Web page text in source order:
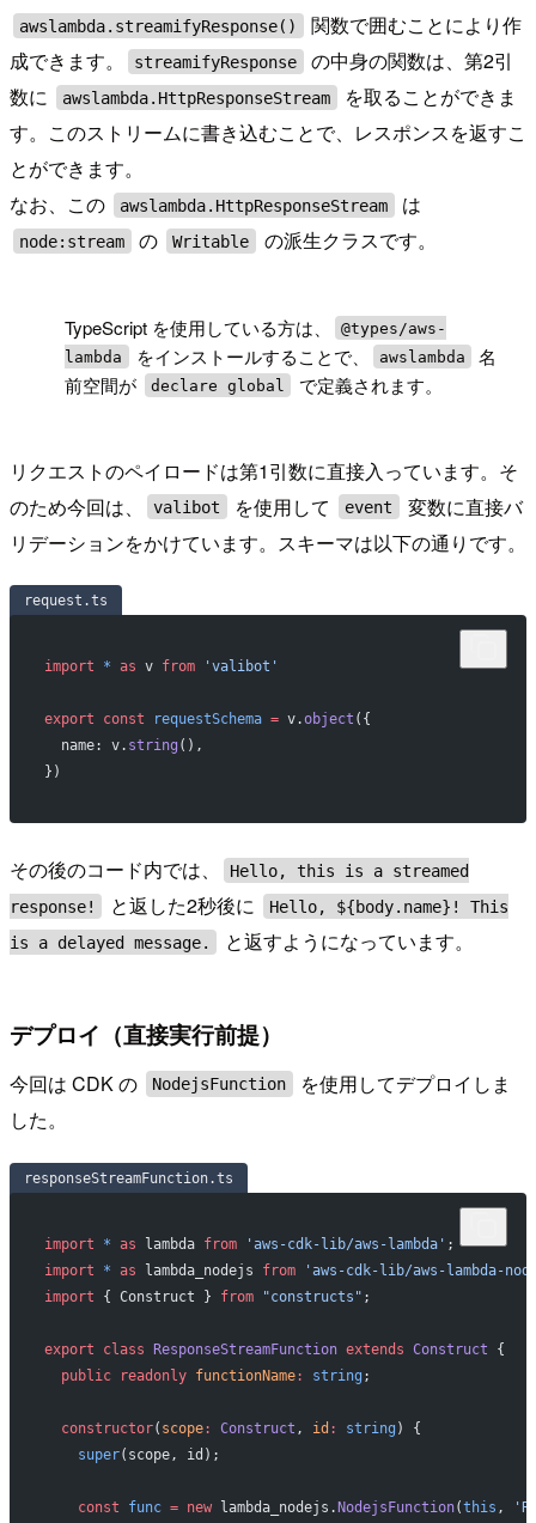
awslambda.streamifyResponse()
関数で囲むことにより作
成できます。
streamifyResponse
の中身の関数は、第2引
数に
awslambda.HttpResponseStream
を取ることができま
す。このストリームに書き込むことで、レスポンスを返すこ
とができます。
なお、この
awslambda.HttpResponseStream は
node:stream の Writable の派生クラスです。
TypeScript を使用している方は、
@types/aws-
lambda
をインストールすることで、 awslambda
名
前空間が
declare global で定義されます。
リクエストのペイロードは第1引数に直接入っています。そ
のため今回は、
valibot を使用して event
変数に直接バ
リデーションをかけています。スキーマは以下の通りです。
request.ts
import * as v from 'valibot'
export const requestSchema = v.object ({
  name: v.
string (),
})
その後のコード内では、
Hello, this is a streamed
response!
と返した2秒後に
Hello, ${body.name}! This
is a delayed message.
と返すようになっています。
デプロイ（直接実行前提）
今回は CDK の NodejsFunction
を使用してデプロイしま
した。
responseStreamFunction.ts
import * as lambda from 'aws-cdk-lib/aws-lambda' ;
import * as lambda_nodejs from 'aws-cdk-lib/aws-lambda-
import { Construct } from "constructs" ;
export class ResponseStreamFunction extends Construct {
  public
readonly functionName: string ;
  constructor
( scope: Construct , id : string ) {
    super
(scope, id);
    const
func = new lambda_nodejs. NodejsFunction(this ,